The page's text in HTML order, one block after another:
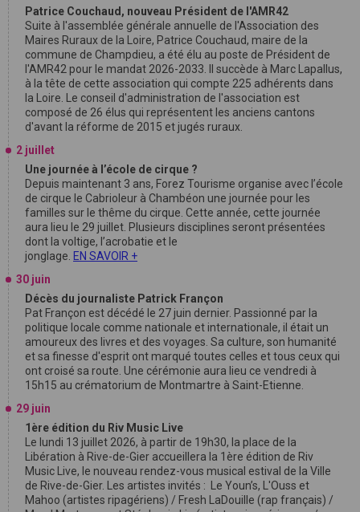
Patrice Couchaud, nouveau Président de l'AMR42
Suite à l'assemblée générale annuelle de l'Association des
Maires Ruraux de la Loire, Patrice Couchaud, maire de la
commune de Champdieu, a été élu au poste de Président de
l'AMR42 pour le mandat 2026-2033. Il succède à Marc Lapallus,
à la tête de cette association qui compte 225 adhérents dans
la Loire. Le conseil d'administration de l'association est
composé de 26 élus qui représentent les anciens cantons
d'avant la réforme de 2015 et jugés ruraux.
2 juillet
Une journée à l’école de cirque ?
Depuis maintenant 3 ans, Forez Tourisme organise avec l’école
de cirque le Cabrioleur à Chambéon une journée pour les
familles sur le thême du cirque. Cette année, cette journée
aura lieu le 29 juillet. Plusieurs disciplines seront présentées
dont la voltige, l’acrobatie et le
jonglage. EN SAVOIR +
30 juin
Décès du journaliste Patrick Françon
Pat Françon est décédé le 27 juin dernier. Passionné par la
politique locale comme nationale et internationale, il était un
amoureux des livres et des voyages. Sa culture, son humanité
et sa finesse d'esprit ont marqué toutes celles et tous ceux qui
ont croisé sa route. Une cérémonie aura lieu ce vendredi à
15h15 au crématorium de Montmartre à Saint-Etienne.
29 juin
1ère édition du Riv Music Live
Le lundi 13 juillet 2026, à partir de 19h30, la place de la
Libération à Rive-de-Gier accueillera la 1ère édition de Riv
Music Live, le nouveau rendez-vous musical estival de la Ville
de Rive-de-Gier. Les artistes invités : Le Youn’s, L'Ouss et
Mahoo (artistes ripagériens) / Fresh LaDouille (rap français) /